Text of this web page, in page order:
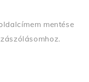
mentése